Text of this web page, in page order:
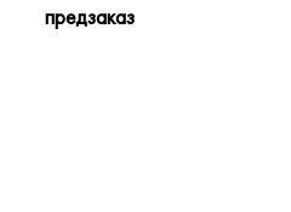
предзаказ